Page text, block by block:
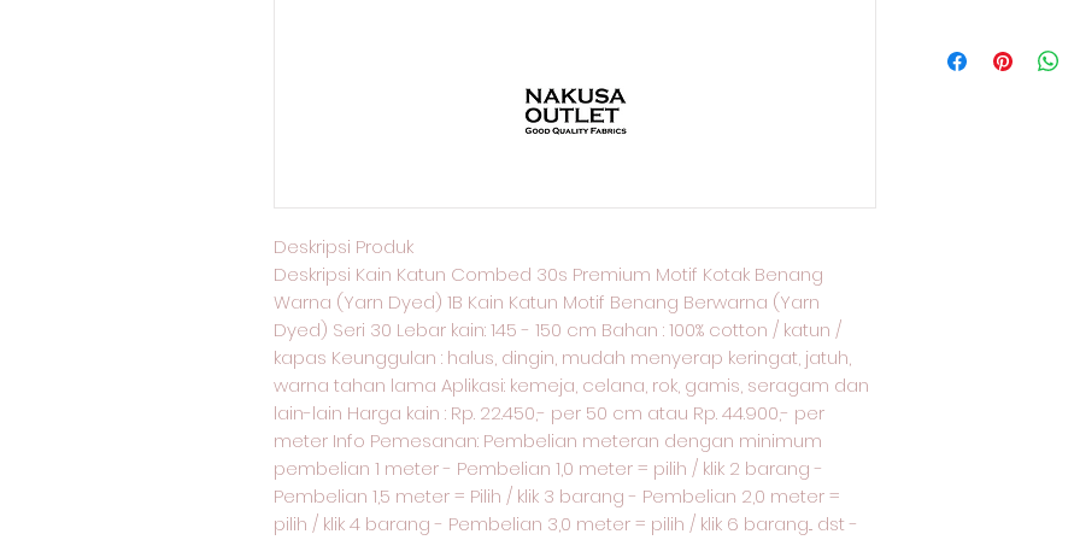
Deskripsi Produk
Deskripsi Kain Katun Combed 30s Premium Motif Kotak Benang
Warna (Yarn Dyed) 1B Kain Katun Motif Benang Berwarna (Yarn
Dyed) Seri 30 Lebar kain: 145 - 150 cm Bahan : 100% cotton / katun /
kapas Keunggulan : halus, dingin, mudah menyerap keringat, jatuh,
warna tahan lama Aplikasi: kemeja, celana, rok, gamis, seragam dan
lain-lain Harga kain : Rp. 22.450,- per 50 cm atau Rp. 44.900,- per
meter Info Pemesanan: Pembelian meteran dengan minimum
pembelian 1 meter - Pembelian 1,0 meter = pilih / klik 2 barang -
Pembelian 1,5 meter = Pilih / klik 3 barang - Pembelian 2,0 meter =
pilih / klik 4 barang - Pembelian 3,0 meter = pilih / klik 6 barang... dst -
what they’re
straightforward
great way to
more